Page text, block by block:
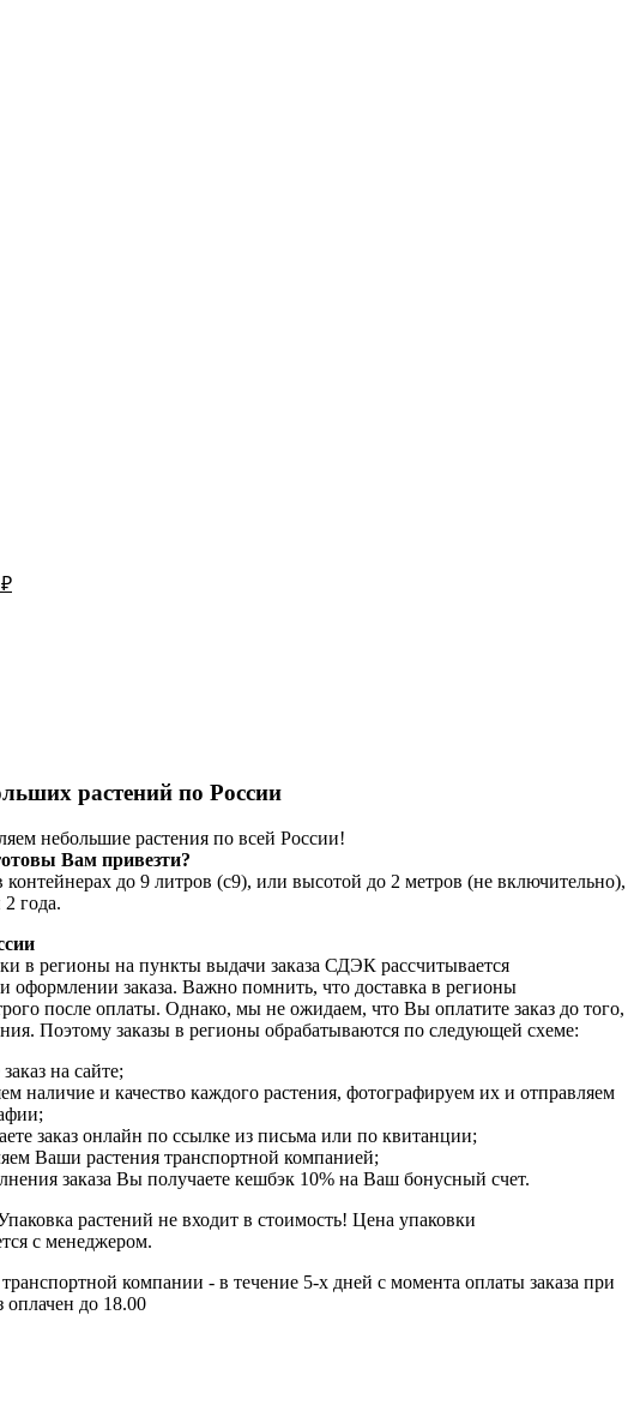
₽Текущая
растений по России
небольшие растения по всей России!
Вам привезти?
до 9 литров (с9), или высотой до 2 метров (не включительно),
года.
в регионы на пункты выдачи заказа СДЭК рассчитывается
оформлении заказа. Важно помнить, что доставка в регионы
после оплаты. Однако, мы не ожидаем, что Вы оплатите заказ до того,
Поэтому заказы в регионы обрабатываются по следующей схеме:
на сайте;
наличие и качество каждого растения, фотографируем их и отправляем
заказ онлайн по ссылке из письма или по квитанции;
Ваши растения транспортной компанией;
заказа Вы получаете кешбэк 10% на Ваш бонусный счет.
растений не входит в стоимость! Цена упаковки
с менеджером.
компании - в течение 5-х дней с момента оплаты заказа при
оплачен до 18.00